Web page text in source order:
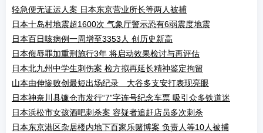
轻急便无证运人案 日本东京营业所长等两人被捕
日本十岛村地震超1600次 气象厅警示恐有6弱震度地震
日本百日咳病例一周增至3353人 创历史新高
日本侮辱罪加重刑施行3年 将启动效果检讨与再评估
日本北九州中学生刺伤案 检方拟再延长精神鉴定拘留
山本由伸惨败创最短出场纪录 大谷多支安打表现亮眼
日本神奈川县镰仓市发行“7”字连号纪念车票 吸引众多铁道迷
日本浜松市女孩酒吧刺杀案 容疑者追赶店员多次刺杀
日本东京港区杂居楼内地下百家乐赌博案 负责人等10人被捕